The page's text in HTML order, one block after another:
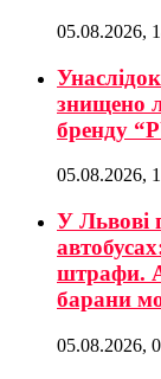
05.08.2026,
знищено
бренду
05.08.2026,
У Львові
штрафи.
барани
05.08.2026,